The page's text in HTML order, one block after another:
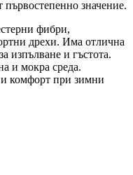
първостепенно значение.
фибри,
дрехи. Има отлична
изпълване и гъстота.
и мокра среда.
комфорт при зимни